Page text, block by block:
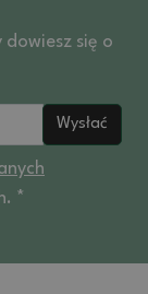
się o
Wysłać
*